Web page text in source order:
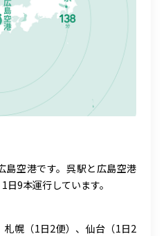
島空港です。呉駅と広島空港
9本運行しています。
札幌（1日2便）、仙台（1日2